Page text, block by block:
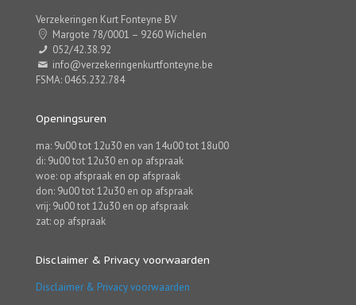
Verzekeringen Kurt Fonteyne BV
Margote 78/0001 – 9260 Wichelen
052/42.38.92
info@verzekeringenkurtfonteyne.be
FSMA: 0465.232.784
Openingsuren
ma: 9u00 tot 12u30 en van 14u00 tot 18u00
di: 9u00 tot 12u30 en op afspraak
woe: op afspraak en op afspraak
don: 9u00 tot 12u30 en op afspraak
vrij: 9u00 tot 12u30 en op afspraak
zat: op afspraak
Disclaimer & Privacy voorwaarden
Disclaimer & Privacy voorwaarden